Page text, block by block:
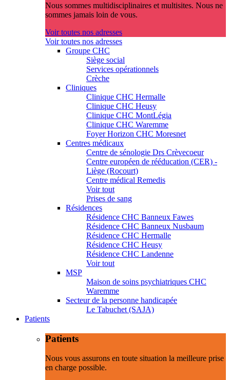
Nous sommes multidisciplinaires et multisites. Nous ne
sommes jamais loin de vous.
Voir toutes nos adresses
Voir toutes nos adresses
Groupe CHC
Siège social
Services opérationnels
Crèche
Cliniques
Clinique CHC Hermalle
Clinique CHC Heusy
Clinique CHC MontLégia
Clinique CHC Waremme
Foyer Horizon CHC Moresnet
Centres médicaux
Centre de sénologie Drs Crèvecoeur
Centre européen de rééducation (CER) -
Liège (Rocourt)
Centre médical Remedis
Voir tout
Prises de sang
Résidences
Résidence CHC Banneux Fawes
Résidence CHC Banneux Nusbaum
Résidence CHC Hermalle
Résidence CHC Heusy
Résidence CHC Landenne
Voir tout
MSP
Maison de soins psychiatriques CHC
Waremme
Secteur de la personne handicapée
Le Tabuchet (SAJA)
Patients
Patients
Nous vous assurons en toute situation la meilleure prise
en charge possible.